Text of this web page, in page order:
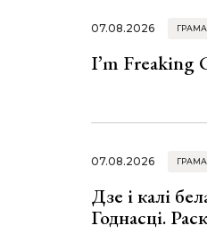
07.08.2026
I’m Freaking
07.08.2026
Дзе і калі
Годнасці.